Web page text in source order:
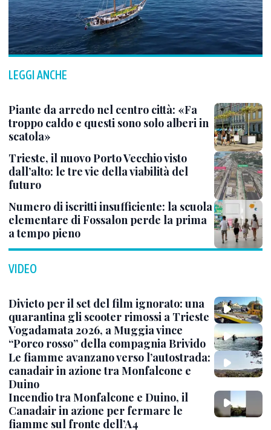
LEGGI ANCHE
Piante da arredo nel centro città: «Fa
troppo caldo e questi sono solo alberi in
scatola»
Trieste, il nuovo Porto Vecchio visto
dall’alto: le tre vie della viabilità del
futuro
Numero di iscritti insufficiente: la scuola
elementare di Fossalon perde la prima
a tempo pieno
VIDEO
Divieto per il set del film ignorato: una
quarantina gli scooter rimossi a Trieste
Vogadamata 2026, a Muggia vince
“Porco rosso” della compagnia Brivido
Le fiamme avanzano verso l’autostrada:
canadair in azione tra Monfalcone e
Duino
Incendio tra Monfalcone e Duino, il
Canadair in azione per fermare le
fiamme sul fronte dell’A4